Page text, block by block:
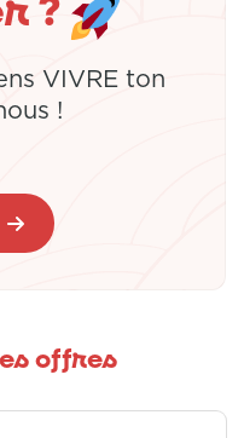
?
VIVRE ton
!
offres